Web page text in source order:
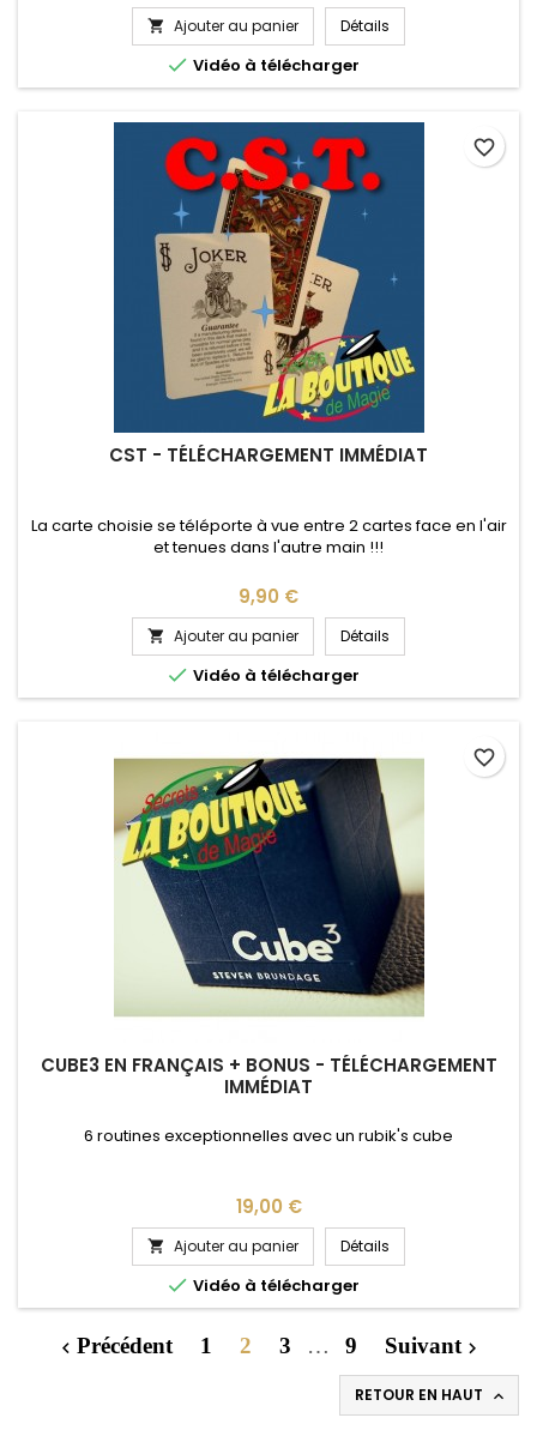
 Ajouter au panier Détails
 Vidéo à télécharger
CST - TÉLÉCHARGEMENT IMMÉDIAT
La carte choisie se téléporte à vue entre 2 cartes face en l'air
et tenues dans l'autre main !!!
Prix
9,90 €
 Ajouter au panier Détails
 Vidéo à télécharger
favorite_border
CUBE3 EN FRANÇAIS + BONUS - TÉLÉCHARGEMENT
IMMÉDIAT
6 routines exceptionnelles avec un rubik's cube
Prix
19,00 €
 Ajouter au panier Détails
 Vidéo à télécharger
favorite_border
 Précédent 1 2 3 … 9 Suivant
RETOUR EN HAUT 